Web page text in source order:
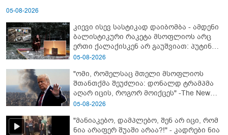
05-08-2026
კიევი ისევ სასტიკად დაიბომბა - ამდენი
ბალისტიკური რაკეტა მსოფლიოს არც
ერთი ქალაქისკენ არ გაუშვიათ: პუტინის
ახალი ანტირეკორდი
05-08-2026
"ომი, რომელსაც მთელი მსოფლიოს
შთანთქმა შეუძლია: დონალდ ტრამპმა
აღარ იცის, როგორ მოიქცეს" -The New
York Times
05-08-2026
"მანიაკებო, დამპლებო, შენ არ იცი, რომ
ნია არაფერ შუაში არაა?!" - კადრები ნია